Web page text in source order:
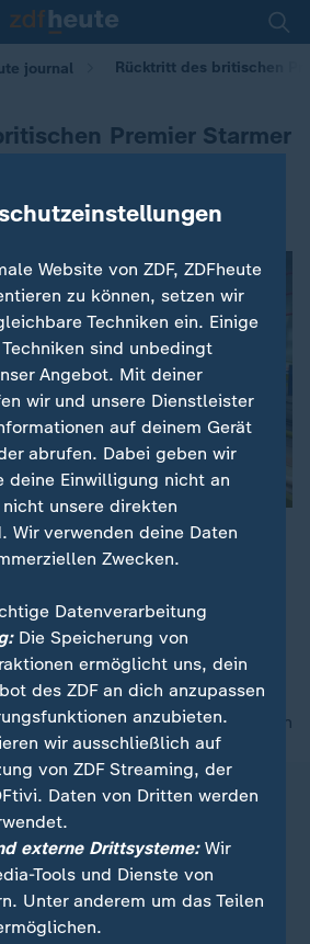
journal Rücktritt des britischen
Premier Starmer
seinen Rücktritt nach weiter
Der Labour-
will nun für den
nach oben
Website von ZDF, ZDFheute
zu können, setzen wir
Techniken ein. Einige
sind unbedingt
Angebot. Mit deiner
wir und unsere Dienstleister
auf deinem Gerät
abrufen. Dabei geben wir
deine Einwilligung nicht an
unsere direkten
Wir verwenden deine Daten
Zwecken.
Datenverarbeitung
Die Speicherung von
ermöglicht uns, dein
des ZDF an dich anzupassen
anzubieten.
wir ausschließlich auf
von ZDF Streaming, der
Daten von Dritten werden
externe Drittsysteme:Wir
Tools und Dienste von
Unter anderem um das Teilen